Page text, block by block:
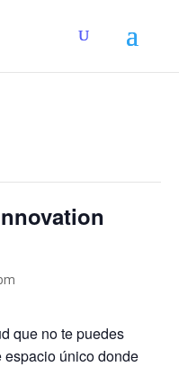
que no te puedes
espacio único donde